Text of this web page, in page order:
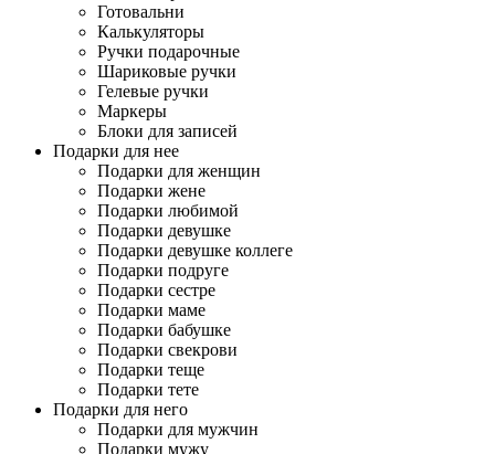
Готовальни
Калькуляторы
Ручки подарочные
Шариковые ручки
Гелевые ручки
Маркеры
Блоки для записей
Подарки для нее
Подарки для женщин
Подарки жене
Подарки любимой
Подарки девушке
Подарки девушке коллеге
Подарки подруге
Подарки сестре
Подарки маме
Подарки бабушке
Подарки свекрови
Подарки теще
Подарки тете
Подарки для него
Подарки для мужчин
Подарки мужу